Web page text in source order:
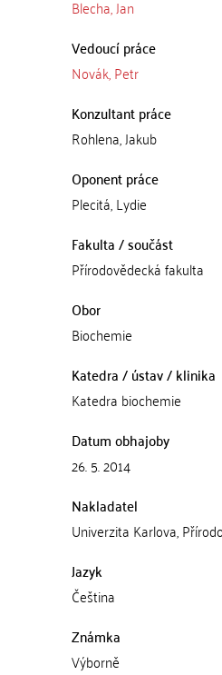
Blecha, Jan
Vedoucí práce
Novák, Petr
Konzultant práce
Rohlena, Jakub
Oponent práce
Plecitá, Lydie
Fakulta / součást
Přírodovědecká fakulta
Obor
Biochemie
Katedra / ústav / klinika
Katedra biochemie
Datum obhajoby
26. 5. 2014
Nakladatel
Univerzita Karlova,
Jazyk
Čeština
Známka
Výborně